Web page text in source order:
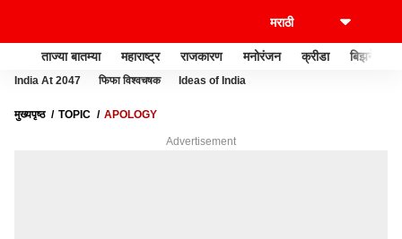
ताज्या बातम्या महाराष्ट्र राजकारण मनोरंजन क्रीडा बिझनेस
India At 2047 फिफा विश्वचषक Ideas of India
मुख्यपृष्ठ TOPIC APOLOGY
Advertisement